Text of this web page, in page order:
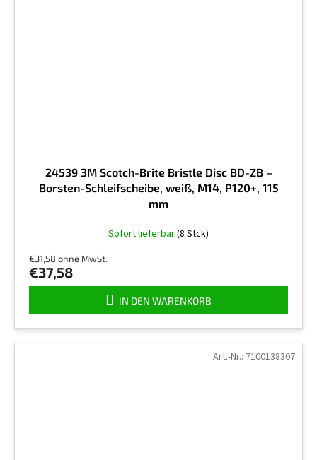
24539 3M Scotch-Brite Bristle Disc BD-ZB –
Borsten-Schleifscheibe, weiß, M14, P120+, 115
mm
Sofort lieferbar(8 Stck)
€31,58 ohne MwSt.
€37,58
IN DEN WARENKORB
Art.-Nr.: 7100138307